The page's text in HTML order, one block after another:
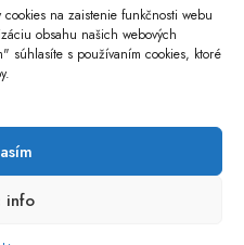
na zaistenie funkčnosti webu
obsahu našich webových
súhlasíte s používaním cookies, ktoré
info